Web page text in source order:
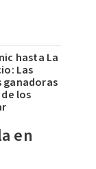
hasta La
Las
ganadoras
los
en